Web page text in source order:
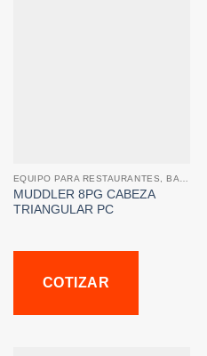
MUDDLER 8PG CABEZA
TRIANGULAR PC
COTIZAR